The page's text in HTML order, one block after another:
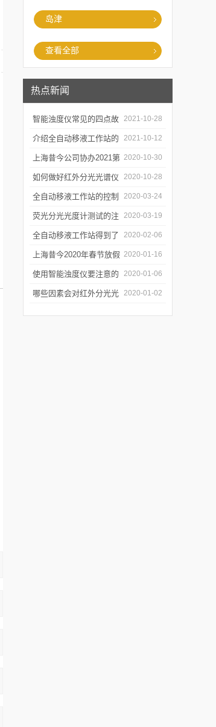
岛津
查看全部
热点新闻
智能浊度仪常见的四点故
障
2021-10-28
介绍全自动移液工作站的
三种移液方式
2021-10-12
上海昔今公司协办2021第
二届上海沪助科研圈发展
年会
2020-10-30
如何做好红外分光光谱仪
的防潮工作
2020-10-28
全自动移液工作站的控制
软件有哪些特点
2020-03-24
荧光分光光度计测试的注
意事项有哪些
2020-03-19
全自动移液工作站得到了
广泛的应用
2020-02-06
上海昔今2020年春节放假
通知
2020-01-16
使用智能浊度仪要注意的
几个要点
2020-01-06
哪些因素会对红外分光光 2020-01-02